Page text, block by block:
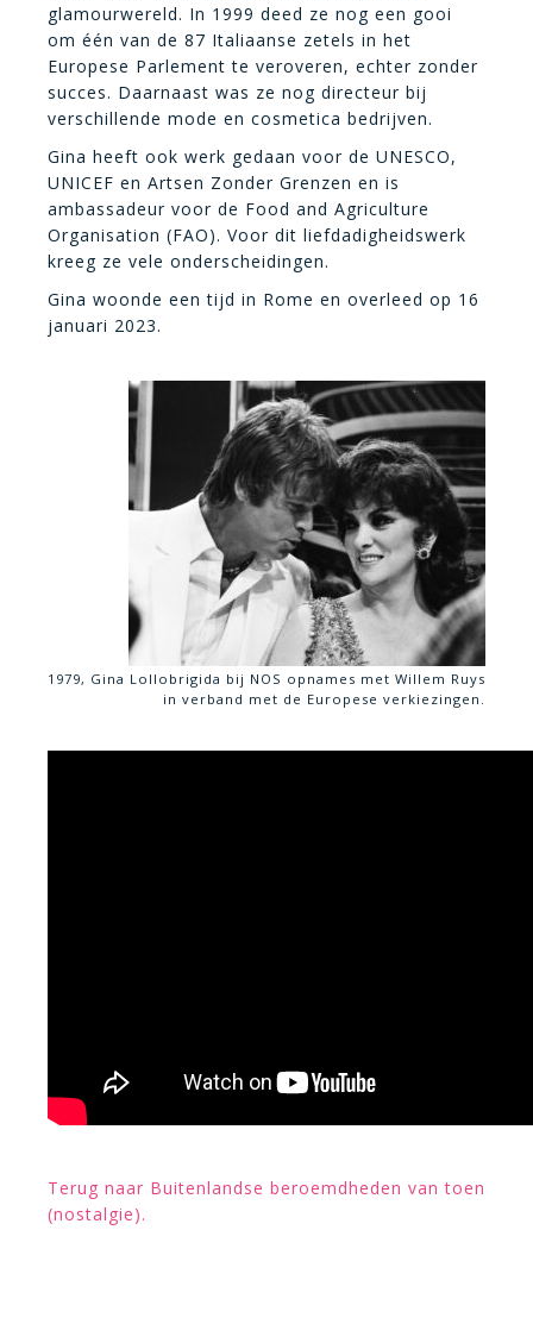
glamourwereld. In 1999 deed ze nog een gooi
om één van de 87 Italiaanse zetels in het
Europese Parlement te veroveren, echter zonder
succes. Daarnaast was ze nog directeur bij
verschillende mode en cosmetica bedrijven.
Gina heeft ook werk gedaan voor de UNESCO,
UNICEF en Artsen Zonder Grenzen en is
ambassadeur voor de Food and Agriculture
Organisation (FAO). Voor dit liefdadigheidswerk
kreeg ze vele onderscheidingen.
Gina woonde een tijd in Rome en overleed op 16
januari 2023.
1979, Gina Lollobrigida bij NOS opnames met Willem Ruys
in verband met de Europese verkiezingen.
Terug naar Buitenlandse beroemdheden van toen
(nostalgie).